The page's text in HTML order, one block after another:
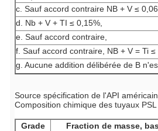
c. Sauf accord contraire NB + V ≤
d. Nb + V + TI ≤ 0,15%,
e. Sauf accord contraire,
f. Sauf accord contraire, NB + V = Ti ≤
g. Aucune addition délibérée de B
Source spécification de l'API
Composition chimique des tuyaux
Grade
Fraction de masse,